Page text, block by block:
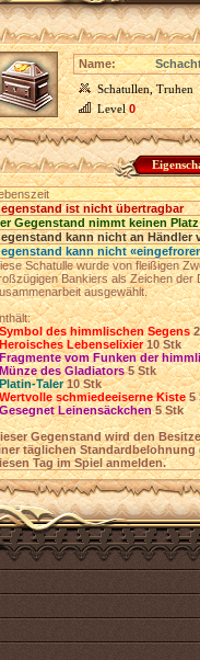
Name:
Schatullen, Truhen
Level0
ist nicht übertragbar
Gegenstand nimmt keinen
kann nicht an Händler
kann nicht
Schatulle wurde von fleißigen
Bankiers als Zeichen der
ausgewählt.
Symbol des himmlischen Segens
Heroisches Lebenselixier 10 Stk
Fragmente vom Funken der
Münze des Gladiators 5 Stk
Platin-Taler 10 Stk
Wertvolle schmiedeeiserne Kiste 5
Gesegnet Leinensäckchen 5 Stk
Gegenstand wird den
täglichen
Tag im Spiel anmelden.